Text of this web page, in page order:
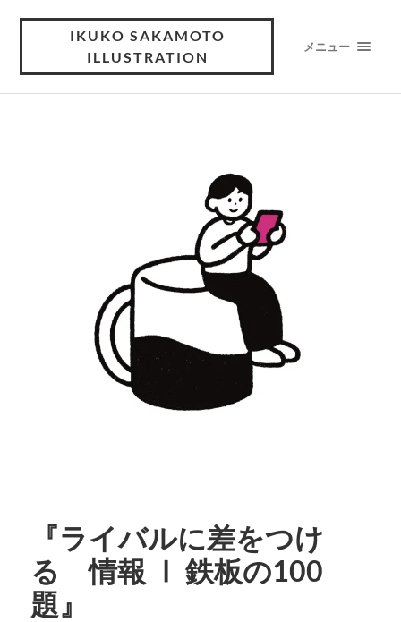
IKUKO SAKAMOTO
ILLUSTRATION
メニュー
『ライバルに差をつけ
る 情報 Ⅰ 鉄板の100
題』